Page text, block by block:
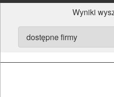
Wyniki